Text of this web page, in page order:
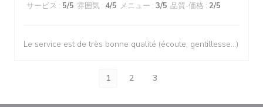
サービス : 5/5 雰囲気 : 4/5 メニュー : 3/5 品質-価格 : 2/5
Le service est de très bonne qualité (écoute, gentillesse…)
1 2 3